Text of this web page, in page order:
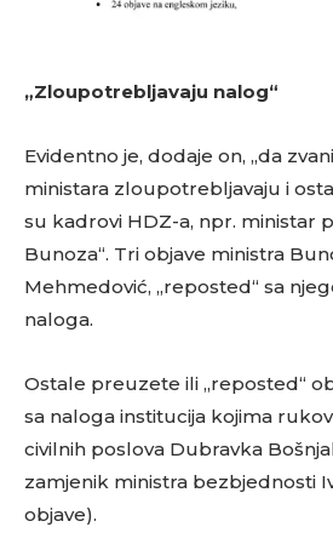
„Zloupotrebljavaju nalog“
Evidentno je, dodaje on, „da
ministara zloupotrebljavaju i
su kadrovi HDZ-a, npr. ministar
Bunoza“. Tri objave ministra
Mehmedović, „reposted“ sa
naloga.
Ostale preuzete ili „reposted“
sa naloga institucija kojima
civilnih poslova Dubravka
zamjenik ministra bezbjednosti
objave).